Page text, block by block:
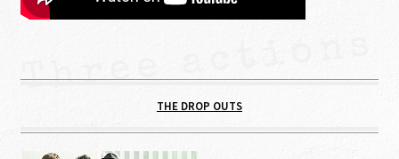
THE DROP OUTS